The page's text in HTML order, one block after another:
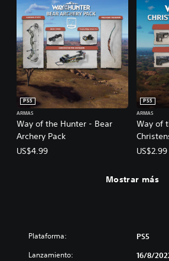
Way of the Hunter - Bear
Archery Pack
PS5
ARMAS
US$4.99
Way of
PS5
ARMAS
US$2.99
Mostrar más
Plataforma: PS5
Lanzamiento: 16/8/